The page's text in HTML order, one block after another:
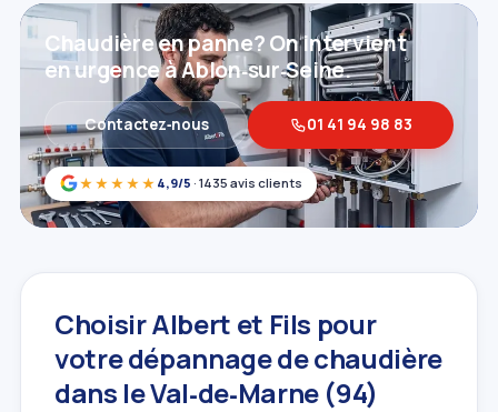
★★★★★ 4,9/5 · 1435 avis clients
Chaudière en panne? On intervient
en urgence à Ablon‑sur‑Seine.
Contactez‑nous 01 41 94 98 83
Choisir Albert et Fils pour
votre dépannage de chaudière
dans le Val‑de‑Marne (94)